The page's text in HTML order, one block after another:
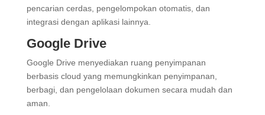
pencarian cerdas, pengelompokan otomatis, dan
integrasi dengan aplikasi lainnya.
Google Drive
Google Drive menyediakan ruang penyimpanan
berbasis cloud yang memungkinkan penyimpanan,
berbagi, dan pengelolaan dokumen secara mudah dan
aman.